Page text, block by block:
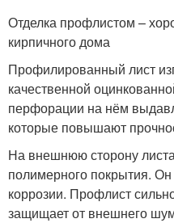
Отделка профлистом –
кирпичного дома
Профилированный лист
качественной
перфорации на нём
которые повышают
На внешнюю сторону
полимерного покрытия.
коррозии. Профлист
защищает от внешнего